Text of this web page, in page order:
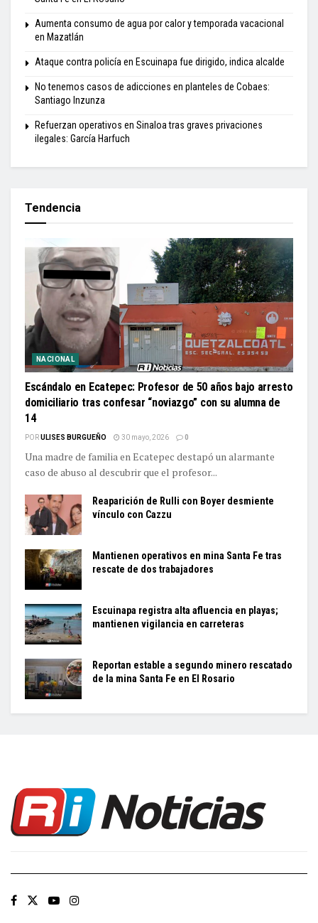
Aumenta consumo de agua por calor y temporada vacacional
en Mazatlán
Ataque contra policía en Escuinapa fue dirigido, indica alcalde
No tenemos casos de adicciones en planteles de Cobaes:
Santiago Inzunza
Refuerzan operativos en Sinaloa tras graves privaciones
ilegales: García Harfuch
Tendencia
NACIONAL
Escándalo en Ecatepec: Profesor de 50 años bajo arresto
domiciliario tras confesar “noviazgo” con su alumna de
14
PORULISES BURGUEÑO 30 mayo, 2026 0
Una madre de familia en Ecatepec destapó un alarmante
caso de abuso al descubrir que el profesor...
Reaparición de Rulli con Boyer desmiente
vínculo con Cazzu
Mantienen operativos en mina Santa Fe tras
rescate de dos trabajadores
Escuinapa registra alta afluencia en playas;
mantienen vigilancia en carreteras
Reportan estable a segundo minero rescatado
de la mina Santa Fe en El Rosario